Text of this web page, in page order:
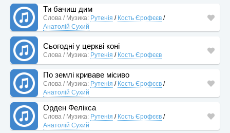
Ти бачиш дим
Слова / Музика: Рутенія / Кость Єрофєєв /
Анатолій Сухий
Сьогодні у церкві коні
Слова / Музика: Рутенія / Кость Єрофєєв
По землі криваве місиво
Слова / Музика: Рутенія / Кость Єрофєєв /
Анатолій Сухий
Орден Фелікса
Слова / Музика: Рутенія / Кость Єрофєєв /
Анатолій Сухий